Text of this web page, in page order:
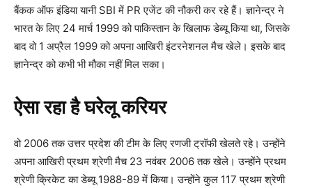
बैंकक ऑफ इंडिया यानी SBI में PR एजेंट की नौकरी कर रहे हैं। ज्ञानेन्द्र ने
भारत के लिए 24 मार्च 1999 को पाकिस्तान के खिलाफ डेब्यू किया था, जिसके
बाद वो 1 अप्रैल 1999 को अपना आखिरी इंटरनेशनल मैच खेले। इसके बाद
ज्ञानेन्द्र को कभी भी मौका नहीं मिल सका।
ऐसा रहा है घरेलू करियर
वो 2006 तक उत्तर प्रदेश की टीम के लिए रणजी ट्रॉफी खेलते रहे। उन्होंने
अपना आखिरी प्रथम श्रेणी मैच 23 नवंबर 2006 तक खेले। उन्होंने प्रथम
श्रेणी क्रिकेट का डेब्यू 1988-89 में किया। उन्होंने कुल 117 प्रथम श्रेणी